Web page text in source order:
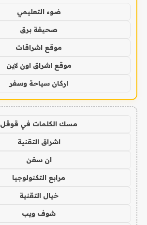
ضوء التعليمي
صحيفة برق
موقع اشراقات
موقع اشراق اون لاين
اركان سياحة وسفر
مسك الكلمات في قوقل
اشراق التقنية
ان سفن
مرابع التكنولوجيا
خيال التقنية
شوف ويب